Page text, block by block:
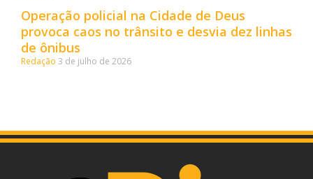
Operação policial na Cidade de Deus
provoca caos no trânsito e desvia dez linhas
de ônibus
Redação 3 de julho de 2026